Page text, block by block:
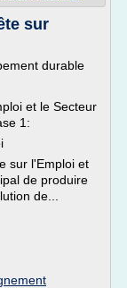
sur
durable
et le Secteur
1:
sur l'Emploi et
de produire
de...